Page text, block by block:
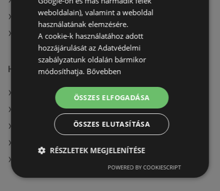
A(z) Spar aktuális akciós újságjai
A(z) COOP Szolnok Zrt. üzletei itt: Téti
Hasonló kiskereskedők
A(z) Metro ajánlatai
A(z) Reál ajánlatai
A(z) Lidl ajánlatai
weboldalain), valamint a weboldal
használatának elemzésére.
A cookie-k használatához adott
hozzájárulását az Adatvédelmi
szabályzatunk oldalán bármikor
módosíthatja. Bővebben
ÖSSZES ELFOGADÁSA
ÖSSZES ELUTASÍTÁSA
RÉSZLETEK MEGJELENÍTÉSE
POWERED BY COOKIESCRIPT